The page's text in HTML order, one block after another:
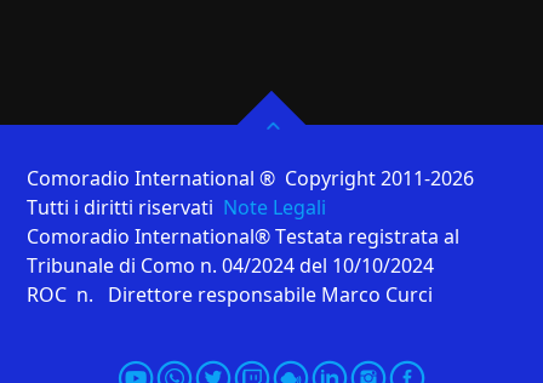
Comoradio International ® Copyright 2011-2026
Tutti i diritti riservati Note Legali
Comoradio International® Testata registrata al
Tribunale di Como n. 04/2024 del 10/10/2024
ROC n. Direttore responsabile Marco Curci